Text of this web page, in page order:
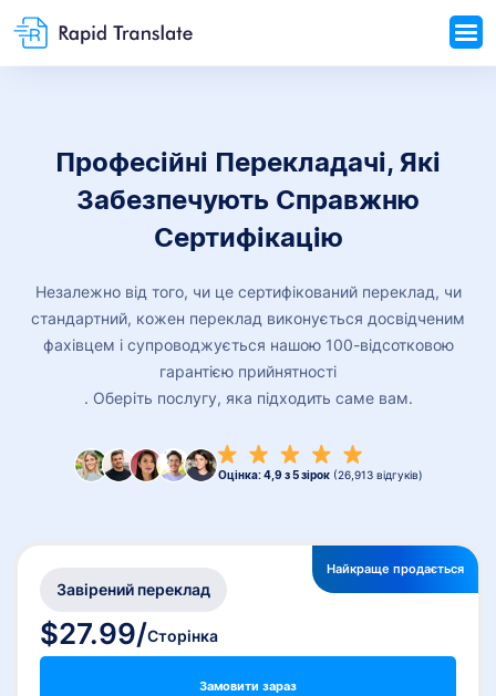
Професійні Перекладачі, Які
Забезпечують Справжню
Сертифікацію
Незалежно від того, чи це сертифікований переклад, чи
стандартний, кожен переклад виконується досвідченим
фахівцем і супроводжується нашою 100-відсотковою
гарантією прийнятності
. Оберіть послугу, яка підходить саме вам.
Оцінка: 4,9 з 5 зірок (26,913 відгуків)
Найкраще продається
Завірений переклад
$27.99/Сторінка
Замовити зараз